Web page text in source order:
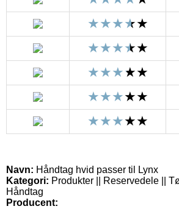
Navn: Håndtag hvid passer til Lynx
Kategori: Produkter || Reservedele ||
Håndtag
Producent: